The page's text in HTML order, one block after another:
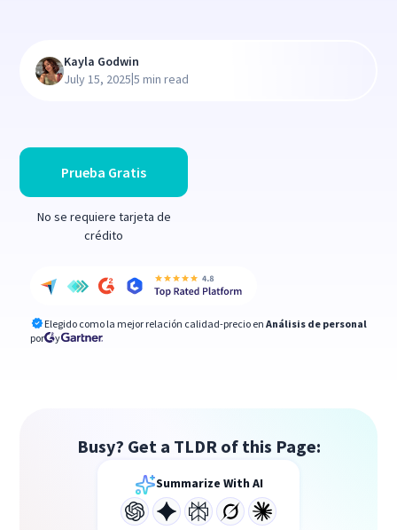
Prueba Gratis
No se requiere tarjeta de
crédito
Elegido como la mejor relación calidad-precio en Análisis de personal
por
y
Kayla Godwin
July 15, 2025|5 min read
Busy? Get a TLDR of this Page:
Summarize With AI